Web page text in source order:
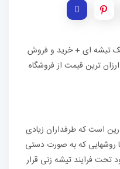
تیشه ای + خرید و فروش
ترین قیمت از فروشگاه
است که طرفداران زیادی
روشهایی که به صورت دستی
تحت فرایند تیشه زنی قرار